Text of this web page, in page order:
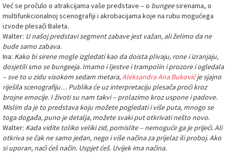
Već se pročulo o atrakcijama vaše predstave – o bungeesirenama, o
multifunkcionalnoj scenografiji i akrobacijama koje na rubu mogućega
izvode plesači Baleta.
Walter: U našoj predstavi segment zabave jest važan, ali želimo da ne
bude samo zabava.
Ina: Kako bi sirene mogle izgledati kao da doista plivaju, rone i izranjaju,
dosjetili smo se bungeeja. Imamo i ljestve i trampolin i prozore i ogledala
– sve to u zidu visokom sedam metara,Aleksandra Ana Bukovićje sjajno
riješila scenografiju… Publika će uz interpretaciju plesača proći kroz
brojne emocije. I životi su nam takvi – prolazimo kroz uspone i padove.
Mislim da je to predstava koju možete pogledati i više puta, mnogo se
toga događa, puno je detalja, možete svaki put otkrivati nešto novo.
Walter: Kada vidite toliko veliki zid, pomislite – nemoguće ga je prijeći. Ali
otkriva se čak ne samo jedan, nego i više načina za prijelaz ili proboj. Ako
si uporan, naći ćeš način. Uspjet ćeš. Uvijek ima načina.